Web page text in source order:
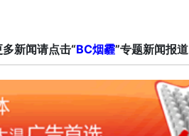
多新闻请点击“BC烟霾”专题新闻报道